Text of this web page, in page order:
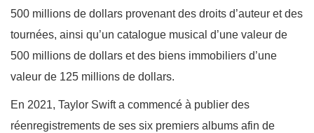
500 millions de dollars provenant des droits d’auteur et des
tournées, ainsi qu’un catalogue musical d’une valeur de
500 millions de dollars et des biens immobiliers d’une
valeur de 125 millions de dollars.
En 2021, Taylor Swift a commencé à publier des
réenregistrements de ses six premiers albums afin de